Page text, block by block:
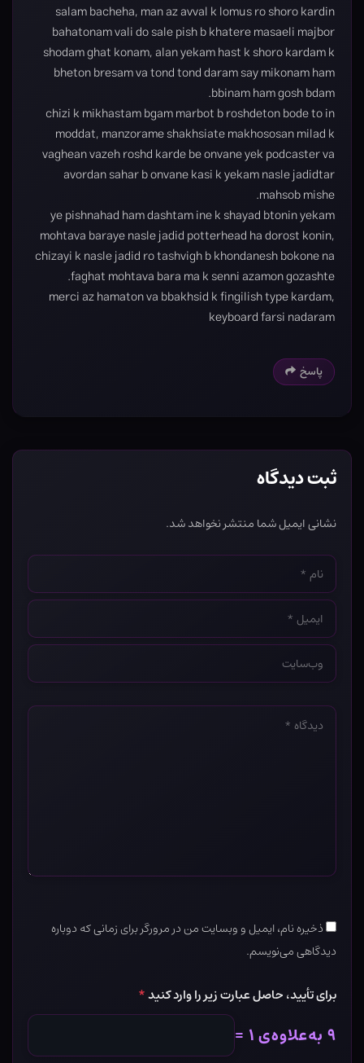
salam bacheha, man az avval k lomus ro shoro kardin
bahatonam vali do sale pish b khatere masaeli majbor
shodam ghat konam, alan yekam hast k shoro kardam k
bheton bresam va tond tond daram say mikonam ham
bbinam ham gosh bdam.
chizi k mikhastam bgam marbot b roshdeton bode to in
moddat, manzorame shakhsiate makhososan milad k
vaghean vazeh roshd karde be onvane yek podcaster va
avordan sahar b onvane kasi k yekam nasle jadidtar
mahsob mishe.
ye pishnahad ham dashtam ine k shayad btonin yekam
mohtava baraye nasle jadid potterhead ha dorost konin,
chizayi k nasle jadid ro tashvigh b khondanesh bokone na
faghat mohtava bara ma k senni azamon gozashte.
merci az hamaton va bbakhsid k fingilish type kardam,
keyboard farsi nadaram
پاسخ
ثبت دیدگاه
نشانی ایمیل شما منتشر نخواهد شد.
نام
*
ایمیل
*
وب‌سایت
*
دیدگاه
ذخیره نام، ایمیل و وبسایت من در مرورگر برای زمانی که دوباره
دیدگاهی می‌نویسم.
برای تأیید، حاصل عبارت زیر را وارد کنید*
۹ به‌علاوه‌ی ۱ =